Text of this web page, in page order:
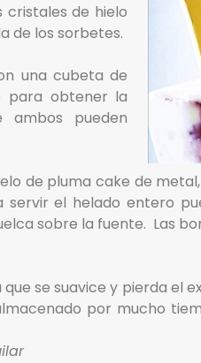
cristales de hielo
de los sorbetes.
una cubeta de
para obtener la
pueden
de pluma cake de
el helado entero
sobre la fuente. Las
se suavice y pierda el
por mucho